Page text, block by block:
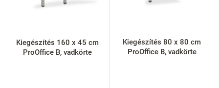
Kiegészítés 160 x 45 cm
ProOffice B, vadkörte
Kiegészítés 80 x 80 cm
ProOffice B, vadkörte